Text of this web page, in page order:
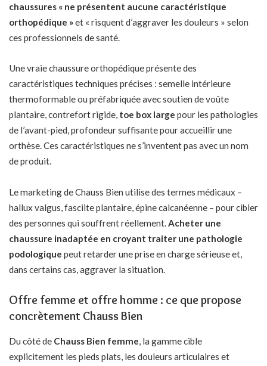
chaussures « ne présentent aucune caractéristique
orthopédique »et « risquent d’aggraver les douleurs » selon
ces professionnels de santé.
Une vraie chaussure orthopédique présente des
caractéristiques techniques précises : semelle intérieure
thermoformable ou préfabriquée avec soutien de voûte
plantaire, contrefort rigide, toe box large pour les pathologies
de l’avant-pied, profondeur suffisante pour accueillir une
orthèse. Ces caractéristiques ne s’inventent pas avec un nom
de produit.
Le marketing de Chauss Bien utilise des termes médicaux –
hallux valgus, fasciite plantaire, épine calcanéenne – pour cibler
des personnes qui souffrent réellement.Acheter une
chaussure inadaptée en croyant traiter une pathologie
podologique peut retarder une prise en charge sérieuse et,
dans certains cas, aggraver la situation.
Offre femme et offre homme : ce que propose
concrètement Chauss Bien
Du côté de Chauss Bien femme, la gamme cible
explicitement les pieds plats, les douleurs articulaires et